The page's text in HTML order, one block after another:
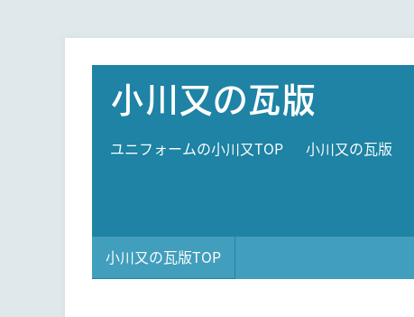
小川又の瓦版
ユニフォームの小川又TOP 小川又の瓦版
小川又の瓦版TOP